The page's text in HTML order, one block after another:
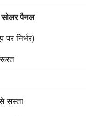
सोलर पैनल
निर्भर)
सस्ता